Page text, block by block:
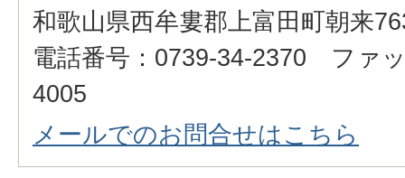
和歌山県西牟婁郡上富田町朝来
電話番号：0739-34-2370 ファ
4005
メールでのお問合せはこちら